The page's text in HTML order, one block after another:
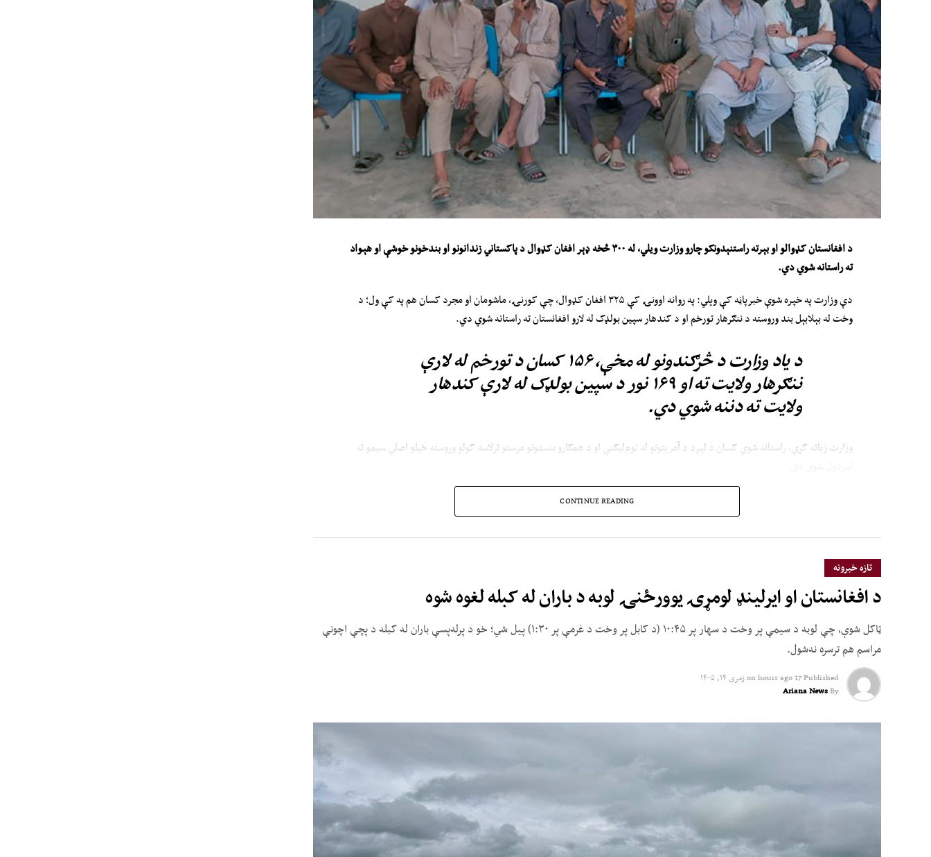
د افغانستان کډوالو او بېرته راستنېدونکو چارو وزارت ويلي، له۳۰۰څخه ډېر افغان کډوالدپاکستاني زندانونو اوبند‌خونوخوشېاوهېواد
ته راستانه شوي دي.
دې وزارت په خپره شوې خبرپاڼه کې ویلي: په روانه اوونۍ کې ۳۲۵ افغان کډوال، چې کورنۍ، ماشومان او مجرد کسان هم په کې ول؛ د
وخت له بېلابېل بند وروسته د ننګرهار تورخم او د کندهار سپین بولډک له لارو افغانستان ته راستانه شوي دي.
د یاد وزارت د څرګندونو له مخې، ۱۵۶ کسان د تورخم له لارې
ننګرهار ولایت ته او ۱۶۹ نور د سپین بولډک له لارې کندهار
ولایت ته دننه شوي دي.
وزارت زیاته کړې، راستانه شوي کسان د لېږد د آمریتونو له نوم‌لیکنې او د همکارو بنسټونو مرستو ترلاسه کولو وروسته خپلو اصلي سیمو ته
له څو وروستیو میاشتو راپدېخوا په پاکستان کې ګڼ افغان کډوال د قانوني استوګنې د اسنادو د نه‌لرلو یا د کډوالۍ اړوند ستونزو له کبله
نیول شوي او وروسته افغانستان ته راستانه کړ شوي دي.
CONTINUE READING
تازه خبرونه
د افغانستان او ایرلینډ لومړۍ یوورځنۍ لوبه د باران له کبله لغوه شوه
ټاکل شوې، چې لوبه د سیمې پر وخت د سهار پر ۱۰:۴۵ (د کابل پر وخت د غرمې پر ۱:۳۰) پیل شي؛ خو د پرله‌پسې باران له کبله د پچې اچونې
مراسم هم ترسره نه‌شول.
Published
17 hours ago
onزمری ۱۴, ۱۴۰۵
By
Ariana News